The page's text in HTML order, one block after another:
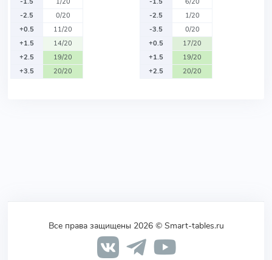
-2.5
0/20
+0.5
11/20
+1.5
14/20
+2.5
19/20
+3.5
20/20
-2.5
1/20
-3.5
0/20
+0.5
17/20
+1.5
19/20
+2.5
20/20
Все права защищены 2026 © Smart-tables.ru